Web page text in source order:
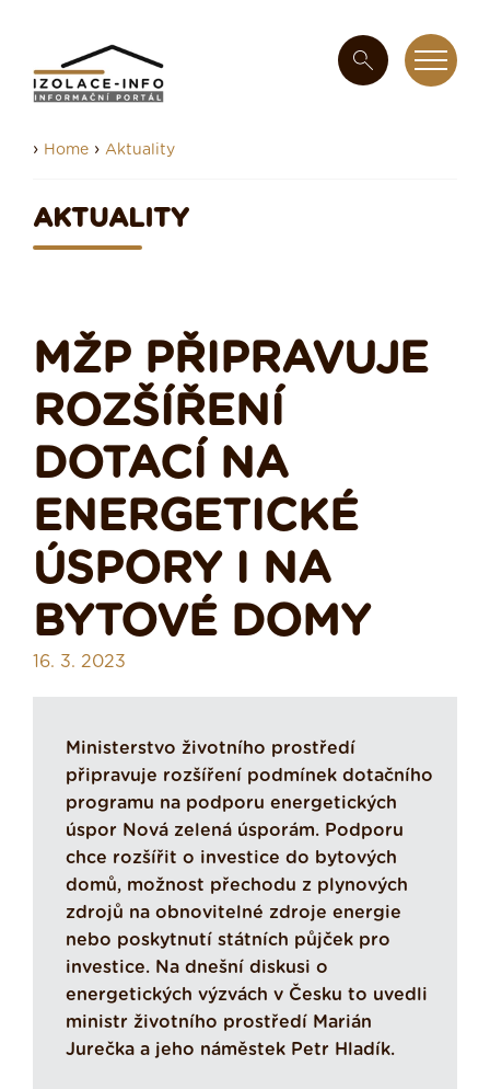
› Home › Aktuality
AKTUALITY
MŽP PŘIPRAVUJE
ROZŠÍŘENÍ
DOTACÍ NA
ENERGETICKÉ
ÚSPORY I NA
BYTOVÉ DOMY
16. 3. 2023
Ministerstvo životního prostředí
připravuje rozšíření podmínek dotačního
programu na podporu energetických
úspor Nová zelená úsporám. Podporu
chce rozšířit o investice do bytových
domů, možnost přechodu z plynových
zdrojů na obnovitelné zdroje energie
nebo poskytnutí státních půjček pro
investice. Na dnešní diskusi o
energetických výzvách v Česku to uvedli
ministr životního prostředí Marián
Jurečka a jeho náměstek Petr Hladík.